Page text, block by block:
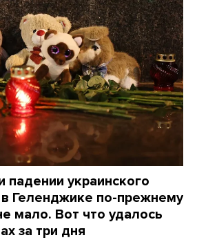
падении украинского
Геленджике по-прежнему
мало. Вот что удалось
за три дня